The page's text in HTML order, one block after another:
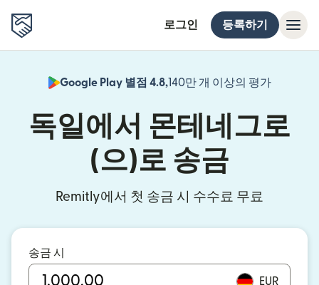
로그인 등록하기
Google Play 별점 4.8,140만 개 이상의 평가
독일에서 몬테네그로
(으)로 송금
Remitly에서 첫 송금 시 수수료 무료
송금 시
EUR